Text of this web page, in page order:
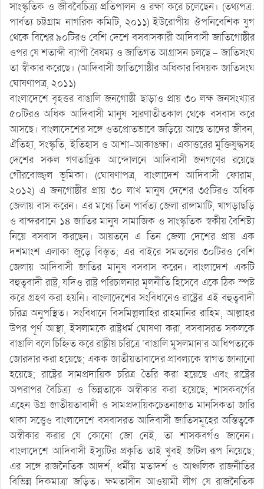
সাংস্কৃতিক ও জীববৈচিত্র্য প্রতিপালন ও রক্ষা করে চলেছেন। (তথ্যপত্র:
পার্বত্য চট্টগ্রাম নাগরিক কমিটি, ২০১১) ইউরোপীয় ঔপনিবেশিক যুগ
থেকে বিশ্বের ৯০টিরও বেশি দেশে বসবাসকারী আদিবাসী জাতিগোষ্ঠীর
ওপর যে শতাব্দী ব্যাপী বৈষম্য ও জাতিগত আগ্রাসন চলছে – জাতিসংঘ
তা স্বীকার করেছে। (আদিবাসী জাতিগোষ্ঠীর অধিকার বিষয়ক জাতিসংঘ
ঘোষণাপত্র, ২০১১)
বাংলাদেশে বৃহত্তর বাঙালি জনগোষ্ঠী ছাড়াও প্রায় ৩০ লক্ষ জনসংখ্যার
৫০টিরও অধিক আদিবাসী মানুষ স্মরণাতীতকাল থেকে বসবাস করে
আসছে। বাংলাদেশের সঙ্গে ওতপ্রোতভাবে জড়িয়ে আছে তাদের জীবন,
ঐতিহ্য, সংস্কৃতি, ইতিহাস ও আশা-আকাঙক্ষা। একাত্তরের মুক্তিযুদ্ধসহ
দেশের সকল গণতান্ত্রিক আন্দোলনে আদিবাসী জনগণের রয়েছে
গৌরবোজ্জ্বল ভূমিকা। (ঘোষণাপত্র, বাংলাদেশ আদিবাসী ফোরাম,
২০১২) এ জনগোষ্ঠীর প্রায় ৩০ লাখ মানুষ দেশের ৩৫টিরও অধিক
জেলায় বাস করেন। এর মধ্যে তিন পার্বত্য জেলা রাঙ্গামাটি, খাগড়াছড়ি
ও বান্দরবানে ১৪ জাতির মানুষ সামাজিক ও সাংস্কৃতিক স্বকীয় বৈশিষ্ট্য
নিয়ে বসবাস করছেন। আয়তনে এ তিন জেলা দেশের প্রায় এক
দশমাংশ এলাকা জুড়ে বিস্তৃত; এর বাইরে সমতলের ৩০টিরও বেশি
জেলায় আদিবাসী জাতির মানুষ বসবাস করেন। বাংলাদেশ একটি
বহুত্ববাদী রাষ্ট্র, যদিও রাষ্ট্র পরিচালনার মূলনীতি হিসেবে একে ঠিক স্পষ্ট
করে গ্রহণ করা হয়নি। বাংলাদেশের সংবিধানেও রাষ্ট্রের এই বহুত্ববাদী
চরিত্র অনুপস্থিত। সংবিধানে বিসমিল্ল্লাহির রাহমানির রাহিম, আল্লাহর
উপর পূর্ণ আস্থা, ইসলামকে রাষ্ট্রধর্ম ঘোষণা করা, বসবাসরত সকলকে
বাঙালি বলে চিহ্নিত করে রাষ্ট্রীয় চরিত্রে ‘বাঙালি মুসলমান’র আধিপত্যকে
জোরদার করা হয়েছে; একক জাতীয়তাবাদের প্রাবল্যকে স্বাগত জানানো
হয়েছে; রাষ্ট্রের সামপ্রদায়িক চরিত্র তৈরি করা হয়েছে এবং রাষ্ট্রের
অপরাপর বৈচিত্র্য ও ভিন্নতাকে অস্বীকার করা হয়েছে; শাসকবর্গের
এহেন উগ্র জাতীয়তাবাদী ও সামপ্রদায়িকচেতনাজাত মানসিকতা জারি
থাকা সত্ত্বেও বাংলাদেশে বসবাসরত আদিবাসী জাতিসমূহের অস্তিত্বকে
অস্বীকার করার যে কোনো জো নেই, তা শাসকবর্গও জানেন।
বাংলাদেশে আদিবাসী ইস্যুটির প্রকৃতি তাই খুবই জটিল রূপ নিয়েছে;
এর সঙ্গে রাজনৈতিক আদর্শ, ধর্মীয় মতাদর্শ ও আঞ্চলিক রাজনীতির
বিভিন্ন দিকমাত্রা জড়িত। ক্ষমতাসীন আওয়ামী লীগ যে রাজনৈতিক